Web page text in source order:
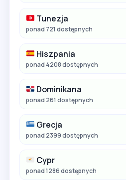
Tunezja
ponad 721 dostępnych
Hiszpania
ponad 4208 dostępnych
Dominikana
ponad 261 dostępnych
Grecja
ponad 2399 dostępnych
Cypr
ponad 1286 dostępnych